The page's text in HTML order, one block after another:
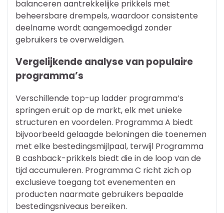
balanceren aantrekkelijke prikkels met
beheersbare drempels, waardoor consistente
deelname wordt aangemoedigd zonder
gebruikers te overweldigen.
Vergelijkende analyse van populaire
programma’s
Verschillende top-up ladder programma’s
springen eruit op de markt, elk met unieke
structuren en voordelen. Programma A biedt
bijvoorbeeld gelaagde beloningen die toenemen
met elke bestedingsmijlpaal, terwijl Programma
B cashback-prikkels biedt die in de loop van de
tijd accumuleren. Programma C richt zich op
exclusieve toegang tot evenementen en
producten naarmate gebruikers bepaalde
bestedingsniveaus bereiken.